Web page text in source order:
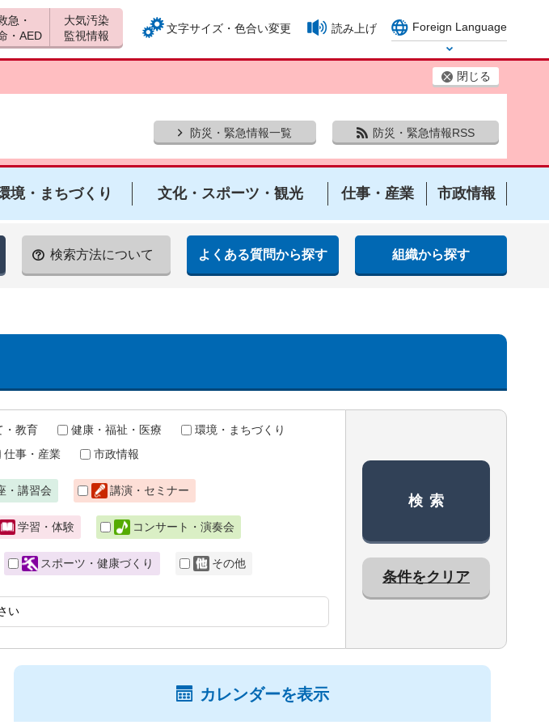
閉じる
防災・緊急情報一覧
防災・緊急情報RSS
急・
・AED
大気汚染
監視情報
文字サイズ・色合い変更 読み上げ
Foreign Language
Select Language
境・まちづくり 文化・スポーツ・観光 仕事・産業 市政情報
検索方法について よくある質問から探す 組織から探す
・教育 健康・福祉・医療
環境・まちづくり
仕事・産業 市政情報
・講習会 講演・セミナー
学習・体験 コンサート・演奏会
スポーツ・健康づくり その他
条件をクリア
カレンダーを表示